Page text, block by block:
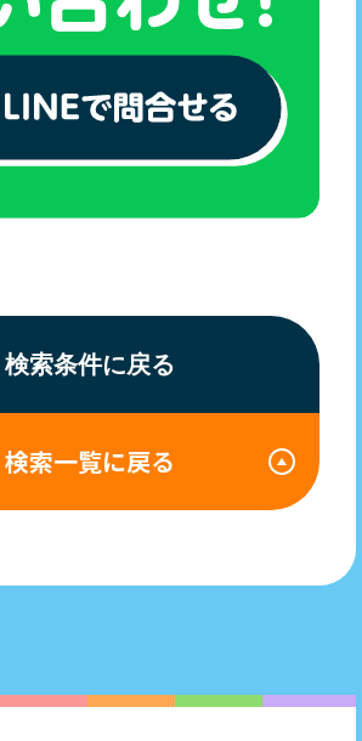
検索条件に戻る
検索一覧に戻る